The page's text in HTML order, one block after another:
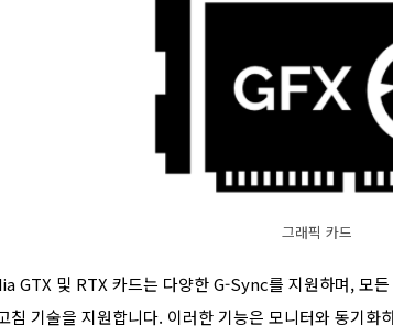
그래픽 카드
GTX 및 RTX 카드는 다양한 G-Sync를 지원하며, 모
침 기술을 지원합니다. 이러한 기능은 모니터와 동기화